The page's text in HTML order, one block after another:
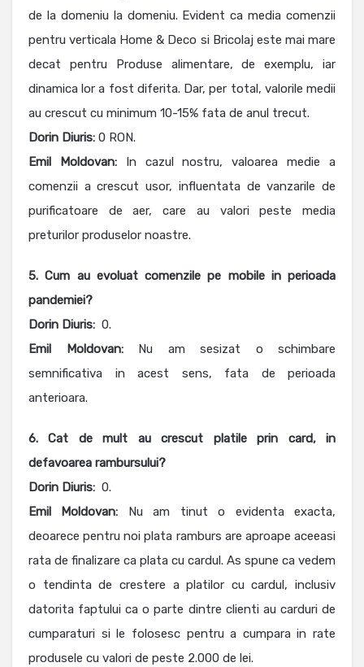
de la domeniu la domeniu. Evident ca media comenzii
pentru verticala Home & Deco si Bricolaj este mai mare
decat pentru Produse alimentare, de exemplu, iar
dinamica lor a fost diferita. Dar, per total, valorile medii
au crescut cu minimum 10-15% fata de anul trecut.
Dorin Diuris: 0 RON.
Emil Moldovan:In cazul nostru, valoarea medie a
comenzii a crescut usor, influentata de vanzarile de
purificatoare de aer, care au valori peste media
preturilor produselor noastre.
5. Cum au evoluat comenzile pe mobile in perioada
pandemiei?
Dorin Diuris: 0.
Emil Moldovan:Nu am sesizat o schimbare
semnificativa in acest sens, fata de perioada
anterioara.
6. Cat de mult au crescut platile prin card, in
defavoarea rambursului?
Dorin Diuris: 0.
Emil Moldovan: Nu am tinut o evidenta exacta,
deoarece pentru noi plata ramburs are aproape aceeasi
rata de finalizare ca plata cu cardul. As spune ca vedem
o tendinta de crestere a platilor cu cardul, inclusiv
datorita faptului ca o parte dintre clienti au carduri de
cumparaturi si le folosesc pentru a cumpara in rate
produsele cu valori de peste 2.000 de lei.